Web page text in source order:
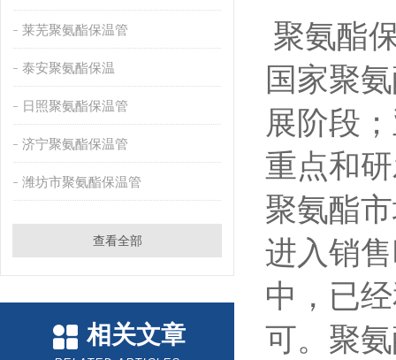
莱芜聚氨酯保温管
泰安聚氨酯保温
日照聚氨酯保温管
济宁聚氨酯保温管
潍坊市聚氨酯保温管
查看全部
相关文章
聚氨酯
国家聚
展阶段
重点和
聚氨酯
进入销
中，已
可。聚